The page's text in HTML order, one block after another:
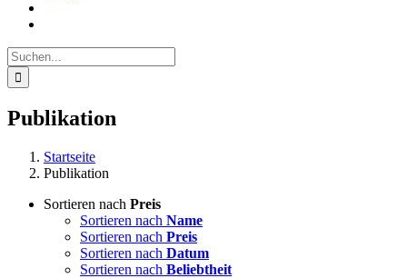
Suche
nach:
Publikation
Startseite
Publikation
Sortieren nach Preis
Sortieren nach Name
Sortieren nach Preis
Sortieren nach Datum
Sortieren nach Beliebtheit